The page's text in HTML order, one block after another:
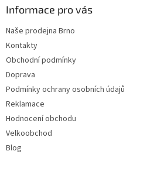
Informace pro vás
Naše prodejna Brno
Kontakty
Obchodní podmínky
Doprava
Podmínky ochrany osobních údajů
Reklamace
Hodnocení obchodu
Velkoobchod
Blog